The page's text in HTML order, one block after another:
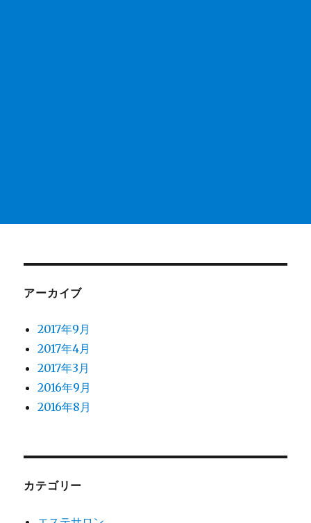
アーカイブ
2017年9月
2017年4月
2017年3月
2016年9月
2016年8月
カテゴリー